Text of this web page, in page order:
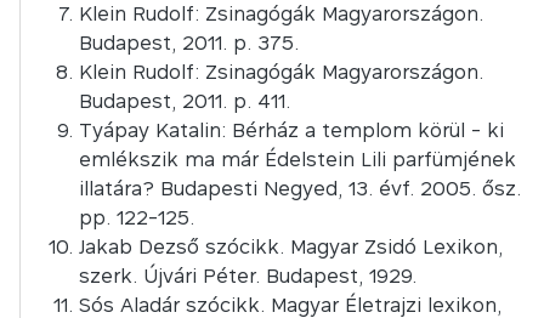
Klein Rudolf: Zsinagógák Magyarországon.
Budapest, 2011. p. 375.
Klein Rudolf: Zsinagógák Magyarországon.
Budapest, 2011. p. 411.
Tyápay Katalin: Bérház a templom körül - ki
emlékszik ma már Édelstein Lili parfümjének
illatára? Budapesti Negyed, 13. évf. 2005. ősz.
pp. 122-125.
Jakab Dezső szócikk. Magyar Zsidó Lexikon,
szerk. Újvári Péter. Budapest, 1929.
Sós Aladár szócikk. Magyar Életrajzi lexikon,